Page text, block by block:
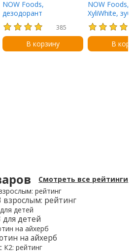
NOW Foods,
дезодорант
длительного действия,
роза и иланг-иланг, 62 г
(2,2 унции)
385
В корзину
NOW Foods,
XyliWhite,
паста,
мята, 181 г
В
Смотреть все рейтинги
рейтинг
детей
на айхерб